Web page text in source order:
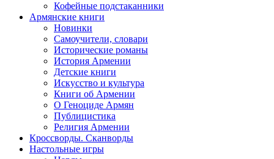
Кофейные подстаканники
Армянские книги
Новинки
Самоучители, словари
Исторические романы
История Армении
Детские книги
Иcкусство и культура
Книги об Армении
О Геноциде Армян
Публицистика
Религия Армении
Кроссворды. Сканворды
Настольные игры